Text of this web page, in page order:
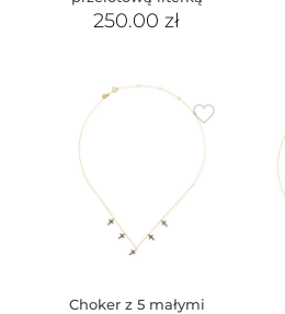
250.00zł
Choker z 5 małymi